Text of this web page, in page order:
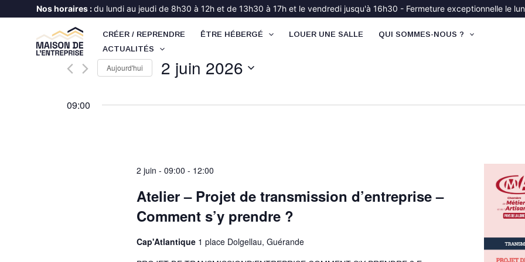
Nos horaires :du lundi au jeudi de 8h30 à 12h et de 13h30 à 17h et le vendredi jusqu'à 16h30 - Fermeture exceptionnelle le
CRÉER / REPRENDRE ÊTRE HÉBERGÉ LOUER UNE SALLE
QUI SOMMES-NOUS ?
ACTUALITÉS
Aujourd'hui 2 juin 2026
09:00
2 juin - 09:00 - 12:00
Atelier – Projet de transmission d’entreprise –
Comment s’y prendre ?
Cap'Atlantique 1 place Dolgellau, Guérande